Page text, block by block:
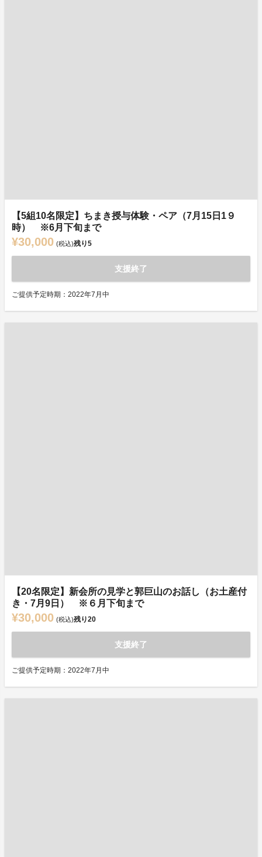
【5組10名限定】ちまき授与体験・ペア（7月15日1９
時） ※6月下旬まで
¥30,000 (税込)残り5
支援終了
ご提供予定時期：2022年7月中
【20名限定】新会所の見学と郭巨山のお話し（お土産付
き・7月9日） ※６月下旬まで
¥30,000 (税込)残り20
支援終了
ご提供予定時期：2022年7月中